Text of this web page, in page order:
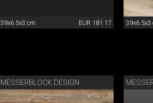
39x6.5x3 cm EUR 181.17 39x6.5x3
MESSERBLOCK DESIGN